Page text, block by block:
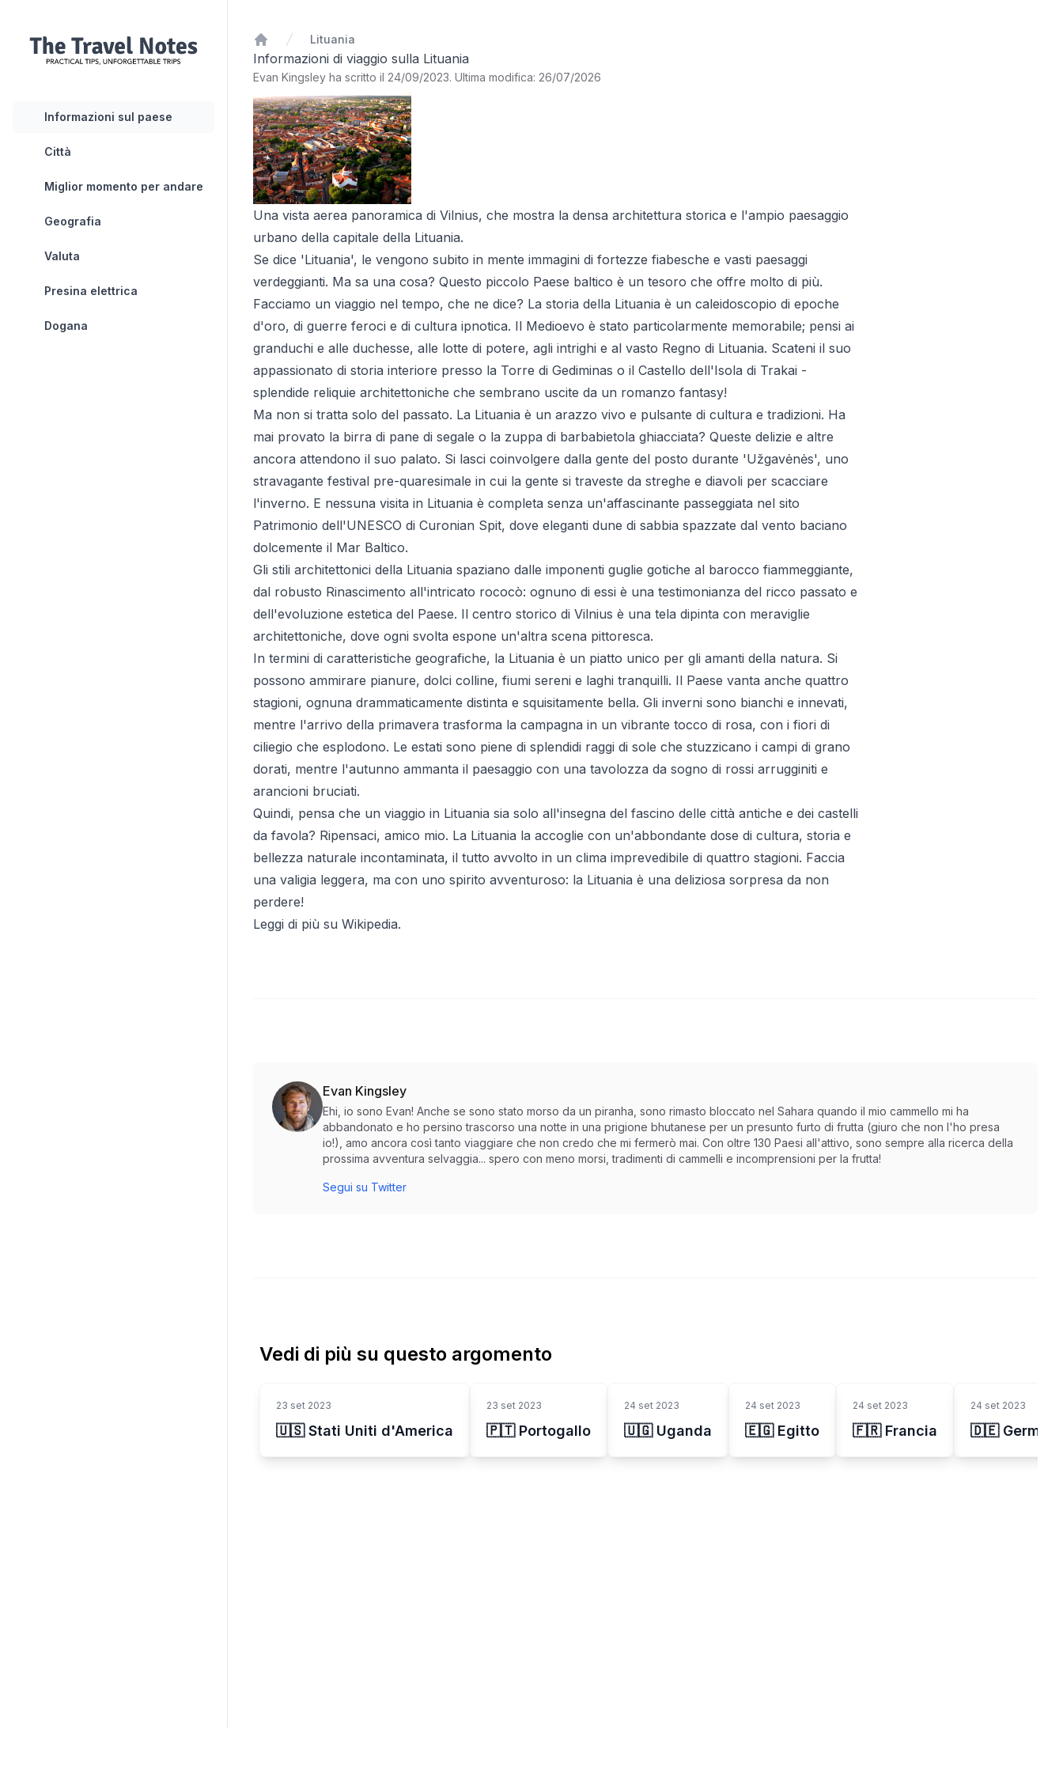
Informazioni sul paese
Città
Miglior momento per andare
Geografia
Valuta
Presina elettrica
Dogana
Home
Lituania
Informazioni di viaggio sulla Lituania
Evan Kingsley ha scritto il 24/09/2023. Ultima modifica: 26/07/2026
Una vista aerea panoramica di Vilnius, che mostra la densa architettura storica e l'ampio paesaggio
urbano della capitale della Lituania.
Se dice 'Lituania', le vengono subito in mente immagini di fortezze fiabesche e vasti paesaggi
verdeggianti. Ma sa una cosa? Questo piccolo Paese baltico è un tesoro che offre molto di più.
Facciamo un viaggio nel tempo, che ne dice? La storia della Lituania è un caleidoscopio di epoche
d'oro, di guerre feroci e di cultura ipnotica. Il Medioevo è stato particolarmente memorabile; pensi ai
granduchi e alle duchesse, alle lotte di potere, agli intrighi e al vasto Regno di Lituania. Scateni il suo
appassionato di storia interiore presso la Torre di Gediminas o il Castello dell'Isola di Trakai -
splendide reliquie architettoniche che sembrano uscite da un romanzo fantasy!
Ma non si tratta solo del passato. La Lituania è un arazzo vivo e pulsante di cultura e tradizioni. Ha
mai provato la birra di pane di segale o la zuppa di barbabietola ghiacciata? Queste delizie e altre
ancora attendono il suo palato. Si lasci coinvolgere dalla gente del posto durante 'Užgavėnės', uno
stravagante festival pre-quaresimale in cui la gente si traveste da streghe e diavoli per scacciare
l'inverno. E nessuna visita in Lituania è completa senza un'affascinante passeggiata nel sito
Patrimonio dell'UNESCO di Curonian Spit, dove eleganti dune di sabbia spazzate dal vento baciano
dolcemente il Mar Baltico.
Gli stili architettonici della Lituania spaziano dalle imponenti guglie gotiche al barocco fiammeggiante,
dal robusto Rinascimento all'intricato rococò: ognuno di essi è una testimonianza del ricco passato e
dell'evoluzione estetica del Paese. Il centro storico di Vilnius è una tela dipinta con meraviglie
architettoniche, dove ogni svolta espone un'altra scena pittoresca.
In termini di caratteristiche geografiche, la Lituania è un piatto unico per gli amanti della natura. Si
possono ammirare pianure, dolci colline, fiumi sereni e laghi tranquilli. Il Paese vanta anche quattro
stagioni, ognuna drammaticamente distinta e squisitamente bella. Gli inverni sono bianchi e innevati,
mentre l'arrivo della primavera trasforma la campagna in un vibrante tocco di rosa, con i fiori di
ciliegio che esplodono. Le estati sono piene di splendidi raggi di sole che stuzzicano i campi di grano
dorati, mentre l'autunno ammanta il paesaggio con una tavolozza da sogno di rossi arrugginiti e
arancioni bruciati.
Quindi, pensa che un viaggio in Lituania sia solo all'insegna del fascino delle città antiche e dei castelli
da favola? Ripensaci, amico mio. La Lituania la accoglie con un'abbondante dose di cultura, storia e
bellezza naturale incontaminata, il tutto avvolto in un clima imprevedibile di quattro stagioni. Faccia
una valigia leggera, ma con uno spirito avventuroso: la Lituania è una deliziosa sorpresa da non
perdere!
Leggi di più su Wikipedia.
Evan Kingsley
Ehi, io sono Evan! Anche se sono stato morso da un piranha, sono rimasto bloccato nel Sahara quando il mio cammello mi ha
abbandonato e ho persino trascorso una notte in una prigione bhutanese per un presunto furto di frutta (giuro che non l'ho presa
io!), amo ancora così tanto viaggiare che non credo che mi fermerò mai. Con oltre 130 Paesi all'attivo, sono sempre alla ricerca della
prossima avventura selvaggia... spero con meno morsi, tradimenti di cammelli e incomprensioni per la frutta!
Segui su Twitter
Vedi di più su questo argomento
23 set 2023
🇺🇸 Stati Uniti d'America
23 set 2023
🇵🇹 Portogallo
24 set 2023
🇺🇬 Uganda
24 set 2023
🇪🇬 Egitto
24 set 2023
🇫🇷 Francia
24 set 2023
🇩🇪